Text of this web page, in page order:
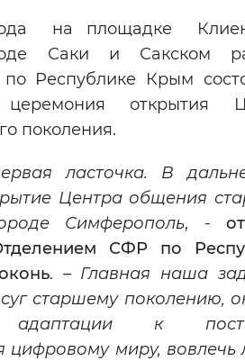
Увеличенный
Цвет сайта
Инверсивный
Изображения
Выключены
Звуковой ассистент
Остановить
на площадке
Саки и Сакском
Республике Крым
церемония открытия
поколения.
ласточка. В
Центра общения
Симферополь, -
СФР по
. – Главная наша
старшему поколению,
к
цифровому миру, вовлечь